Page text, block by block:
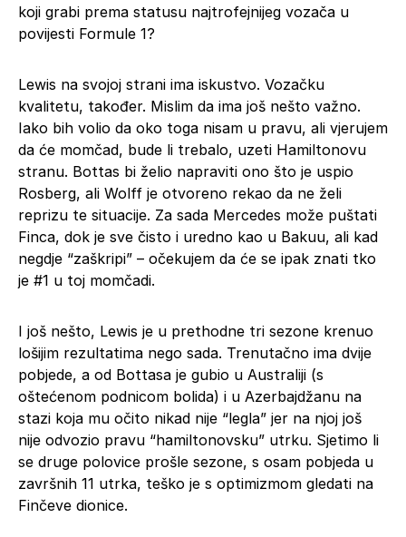
koji grabi prema statusu najtrofejnijeg vozača u
povijesti Formule 1?
Lewis na svojoj strani ima iskustvo. Vozačku
kvalitetu, također. Mislim da ima još nešto važno.
Iako bih volio da oko toga nisam u pravu, ali vjerujem
da će momčad, bude li trebalo, uzeti Hamiltonovu
stranu. Bottas bi želio napraviti ono što je uspio
Rosberg, ali Wolff je otvoreno rekao da ne želi
reprizu te situacije. Za sada Mercedes može puštati
Finca, dok je sve čisto i uredno kao u Bakuu, ali kad
negdje “zaškripi” – očekujem da će se ipak znati tko
je #1 u toj momčadi.
I još nešto, Lewis je u prethodne tri sezone krenuo
lošijim rezultatima nego sada. Trenutačno ima dvije
pobjede, a od Bottasa je gubio u Australiji (s
oštećenom podnicom bolida) i u Azerbajdžanu na
stazi koja mu očito nikad nije “legla” jer na njoj još
nije odvozio pravu “hamiltonovsku” utrku. Sjetimo li
se druge polovice prošle sezone, s osam pobjeda u
završnih 11 utrka, teško je s optimizmom gledati na
Finčeve dionice.